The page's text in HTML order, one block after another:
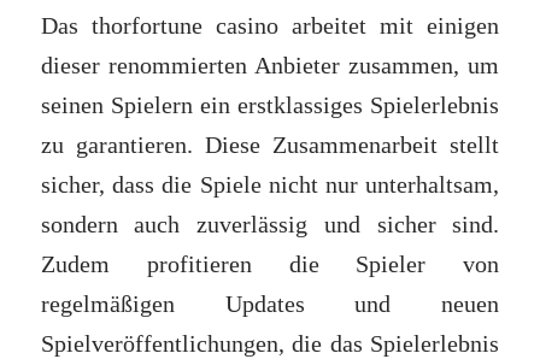
Das thorfortune casino arbeitet mit einigen
dieser renommierten Anbieter zusammen, um
seinen Spielern ein erstklassiges Spielerlebnis
zu garantieren. Diese Zusammenarbeit stellt
sicher, dass die Spiele nicht nur unterhaltsam,
sondern auch zuverlässig und sicher sind.
Zudem profitieren die Spieler von
regelmäßigen Updates und neuen
Spielveröffentlichungen, die das Spielerlebnis